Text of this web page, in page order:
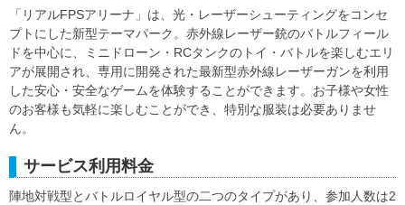
「リアルFPSアリーナ」は、光・レーザーシューティングをコンセ
プトにした新型テーマパーク。赤外線レーザー銃のバトルフィール
ドを中心に、ミニドローン・RCタンクのトイ・バトルを楽しむエリ
アが展開され、専用に開発された最新型赤外線レーザーガンを利用
した安心・安全なゲームを体験することができます。お子様や女性
のお客様も気軽に楽しむことができ、特別な服装は必要ありませ
ん。
サービス利用料金
陣地対戦型とバトルロイヤル型の二つのタイプがあり、参加人数は2